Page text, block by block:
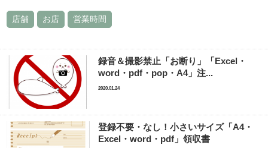
店舗 お店 営業時間
録音＆撮影禁止「お断り」「Excel・
word・pdf・pop・A4」注...
2020.01.24
登録不要・なし！小さいサイズ「A4・
Excel・word・pdf」領収書